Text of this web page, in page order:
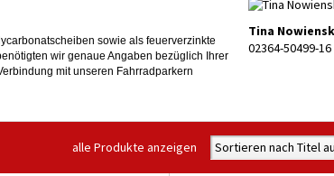
sowie als feuerverzinkte
wir genaue Angaben bezüglich Ihrer
mit unseren Fahrradparkern
Tina
02364-50499-16
Sortieren nach Titel
alle Produkte anzeigen